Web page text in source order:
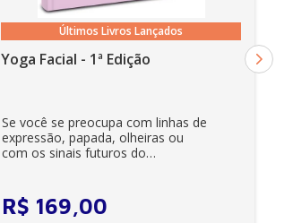
Últimos Livros Lançados
Yoga Facial - 1ª Edição
Se você se preocupa com linhas de
expressão, papada, olheiras ou
com os sinais futuros do
R$ 169,00